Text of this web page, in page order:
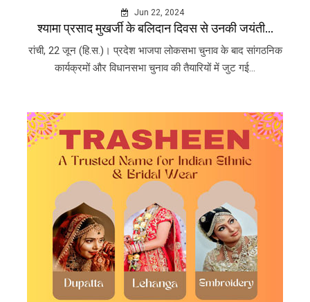
Jun 22, 2024
श्यामा प्रसाद मुखर्जी के बलिदान दिवस से उनकी जयंती...
रांची, 22 जून (हि.स.)। प्रदेश भाजपा लोकसभा चुनाव के बाद सांगठनिक
कार्यक्रमों और विधानसभा चुनाव की तैयारियों में जुट गई...